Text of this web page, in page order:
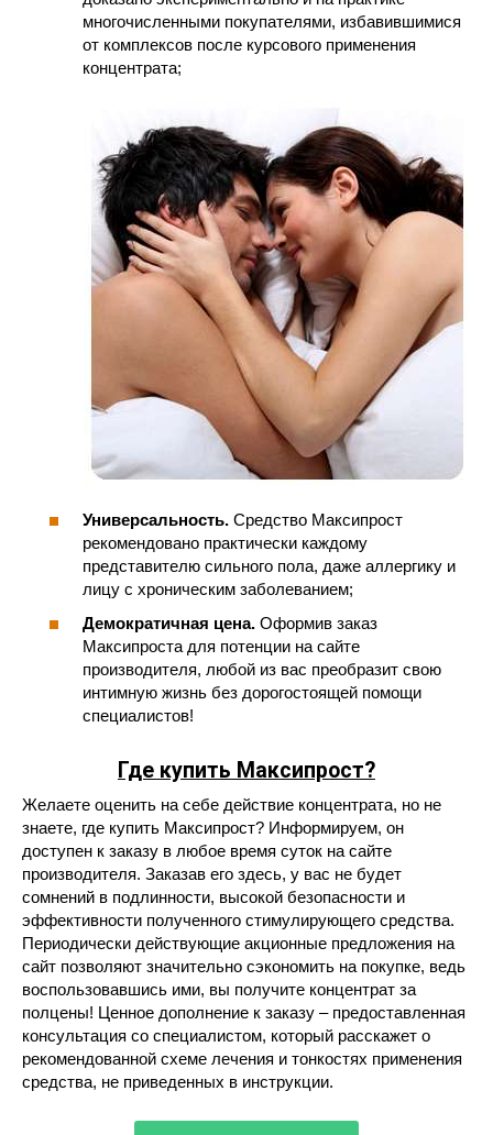
многочисленными покупателями, избавившимися
от комплексов после курсового применения
концентрата;
Универсальность. Средство Максипрост
рекомендовано практически каждому
представителю сильного пола, даже аллергику и
лицу с хроническим заболеванием;
Демократичная цена. Оформив заказ
Максипроста для потенции на сайте
производителя, любой из вас преобразит свою
интимную жизнь без дорогостоящей помощи
специалистов!
Где купить Максипрост?
Желаете оценить на себе действие концентрата, но не
знаете, где купить Максипрост? Информируем, он
доступен к заказу в любое время суток на сайте
производителя. Заказав его здесь, у вас не будет
сомнений в подлинности, высокой безопасности и
эффективности полученного стимулирующего средства.
Периодически действующие акционные предложения на
сайт позволяют значительно сэкономить на покупке, ведь
воспользовавшись ими, вы получите концентрат за
полцены! Ценное дополнение к заказу – предоставленная
консультация со специалистом, который расскажет о
рекомендованной схеме лечения и тонкостях применения
средства, не приведенных в инструкции.